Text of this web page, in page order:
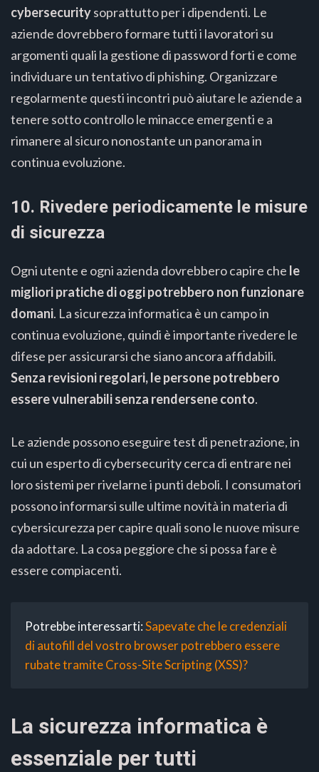
cybersecuritysoprattutto per i dipendenti. Le
aziende dovrebbero formare tutti i lavoratori su
argomenti quali la gestione di password forti e come
individuare un tentativo di phishing. Organizzare
regolarmente questi incontri può aiutare le aziende a
tenere sotto controllo le minacce emergenti e a
rimanere al sicuro nonostante un panorama in
continua evoluzione.
10. Rivedere periodicamente le misure
di sicurezza
Ogni utente e ogni azienda dovrebbero capire che le
migliori pratiche di oggi potrebbero non funzionare
domani. La sicurezza informatica è un campo in
continua evoluzione, quindi è importante rivedere le
difese per assicurarsi che siano ancora affidabili.
Senza revisioni regolari, le persone potrebbero
essere vulnerabili senza rendersene conto.
Le aziende possono eseguire test di penetrazione, in
cui un esperto di cybersecurity cerca di entrare nei
loro sistemi per rivelarne i punti deboli. I consumatori
possono informarsi sulle ultime novità in materia di
cybersicurezza per capire quali sono le nuove misure
da adottare. La cosa peggiore che si possa fare è
essere compiacenti.
Potrebbe interessarti:Sapevate che le credenziali
di autofill del vostro browser potrebbero essere
rubate tramite Cross-Site Scripting (XSS)?
La sicurezza informatica è
essenziale per tutti